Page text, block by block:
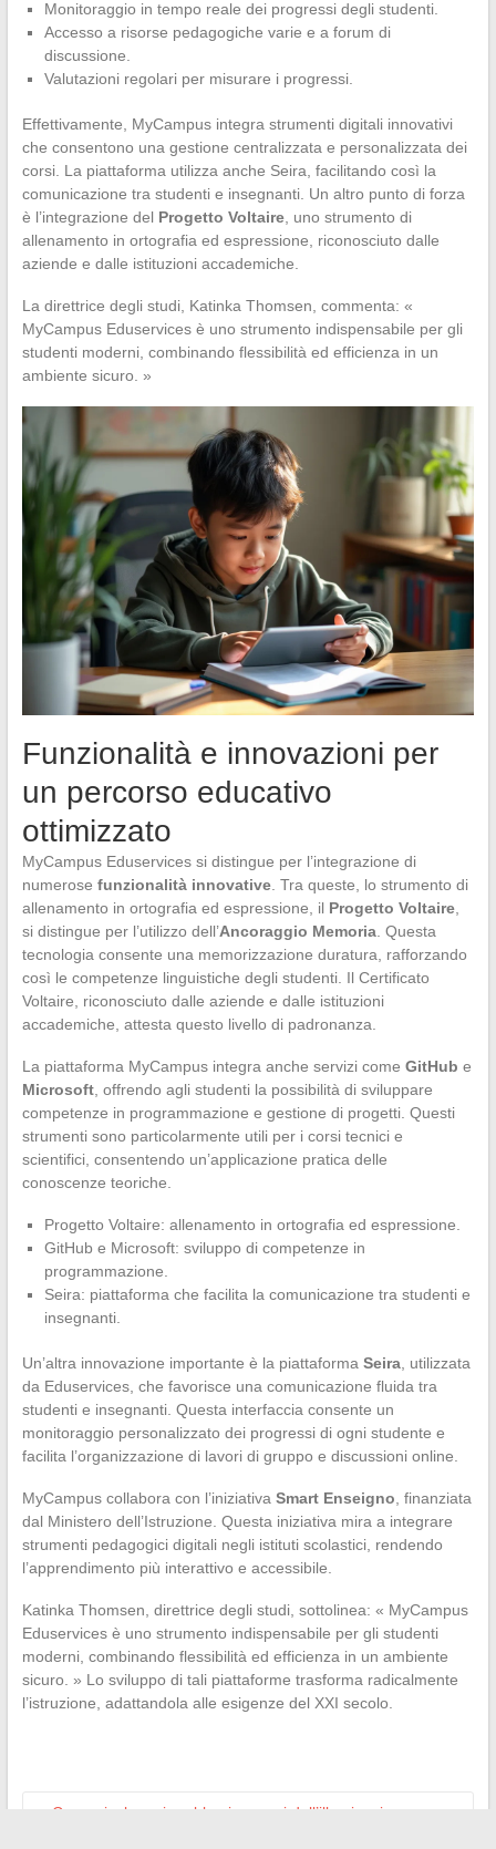
Monitoraggio in tempo reale dei progressi degli studenti.
Accesso a risorse pedagogiche varie e a forum di
discussione.
Valutazioni regolari per misurare i progressi.
Effettivamente, MyCampus integra strumenti digitali innovativi
che consentono una gestione centralizzata e personalizzata dei
corsi. La piattaforma utilizza anche Seira, facilitando così la
comunicazione tra studenti e insegnanti. Un altro punto di forza
è l’integrazione del Progetto Voltaire, uno strumento di
allenamento in ortografia ed espressione, riconosciuto dalle
aziende e dalle istituzioni accademiche.
La direttrice degli studi, Katinka Thomsen, commenta: «
MyCampus Eduservices è uno strumento indispensabile per gli
studenti moderni, combinando flessibilità ed efficienza in un
ambiente sicuro. »
Funzionalità e innovazioni per
un percorso educativo
ottimizzato
MyCampus Eduservices si distingue per l’integrazione di
numerose funzionalità innovative. Tra queste, lo strumento di
allenamento in ortografia ed espressione, il Progetto Voltaire,
si distingue per l’utilizzo dell’Ancoraggio Memoria. Questa
tecnologia consente una memorizzazione duratura, rafforzando
così le competenze linguistiche degli studenti. Il Certificato
Voltaire, riconosciuto dalle aziende e dalle istituzioni
accademiche, attesta questo livello di padronanza.
La piattaforma MyCampus integra anche servizi come GitHub e
Microsoft, offrendo agli studenti la possibilità di sviluppare
competenze in programmazione e gestione di progetti. Questi
strumenti sono particolarmente utili per i corsi tecnici e
scientifici, consentendo un’applicazione pratica delle
conoscenze teoriche.
Progetto Voltaire: allenamento in ortografia ed espressione.
GitHub e Microsoft: sviluppo di competenze in
programmazione.
Seira: piattaforma che facilita la comunicazione tra studenti e
insegnanti.
Un’altra innovazione importante è la piattaforma Seira, utilizzata
da Eduservices, che favorisce una comunicazione fluida tra
studenti e insegnanti. Questa interfaccia consente un
monitoraggio personalizzato dei progressi di ogni studente e
facilita l’organizzazione di lavori di gruppo e discussioni online.
MyCampus collabora con l’iniziativa Smart Enseigno, finanziata
dal Ministero dell’Istruzione. Questa iniziativa mira a integrare
strumenti pedagogici digitali negli istituti scolastici, rendendo
l’apprendimento più interattivo e accessibile.
Katinka Thomsen, direttrice degli studi, sottolinea: « MyCampus
Eduservices è uno strumento indispensabile per gli studenti
moderni, combinando flessibilità ed efficienza in un ambiente
sicuro. » Lo sviluppo di tali piattaforme trasforma radicalmente
l’istruzione, adattandola alle esigenze del XXI secolo.
Come risolvere i problemi comuni dell’illuminazione su una